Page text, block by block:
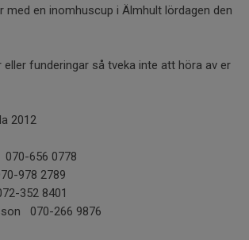
med en inomhuscup i Älmhult lördagen den
eller funderingar så tveka inte att höra av er
2012
656 0778
978 2789
352 8401
070-266 9876